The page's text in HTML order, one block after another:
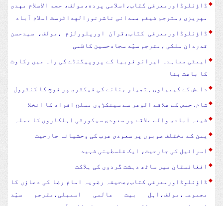
ڈاؤنلوڈاورمعرفی کتاب،اسلامی پرده،مولف، حجه الاسلام مهدی
مهریزی ،مترجم ضیغم همدانی ناشرنورالهداٹرسٹ اسلام آباد
ڈاؤنلوڈاورمعرفی کتاب،قرآن اورپلورلزم ،مولف، سیدحسن
قدردان ملکی ،مترجم سیّد سجادحسین کاظمی
ایمٹی معاہدہ ایرانو فوبیا کے پروپیگنڈے کی راہ میں رکاوٹ
کا باعث بنا
داعش کے کیمیاوی ہتھیار بنانے کی فیکٹری پر فوج کا کنٹرول
شام: حمص کے علاقے الوعر سے سینکڑوں مسلح افراد کا انخلا
شیعہ آبادی والے علاقے پر سعودی سیکورٹی اہلکاروں کا حملہ
یمن کے مختلف صوبوں پر سعودی عرب کی وحشیانہ جارحیت
اسرائیل کی جارحیت، ایک فلسطینی شہید
افغانستان میں ساٹھ دہشت گردوں کی ہلاکت
ڈاؤنلوڈاورمعرفی کتاب،صحیفہ رضویہ امام رضا کی دعاؤں کا
مجموعہ،مولف،اہل بیت عالمی اسمبلی،مترجم سیّد